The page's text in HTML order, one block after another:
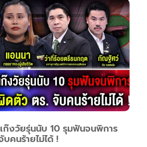
ก๊งวัยรุ่นนับ 10 รุมฟันจนพิการ
คนร้ายไม่ได้ !